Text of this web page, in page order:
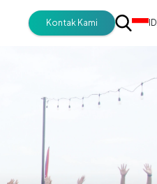
Kontak Kami ID